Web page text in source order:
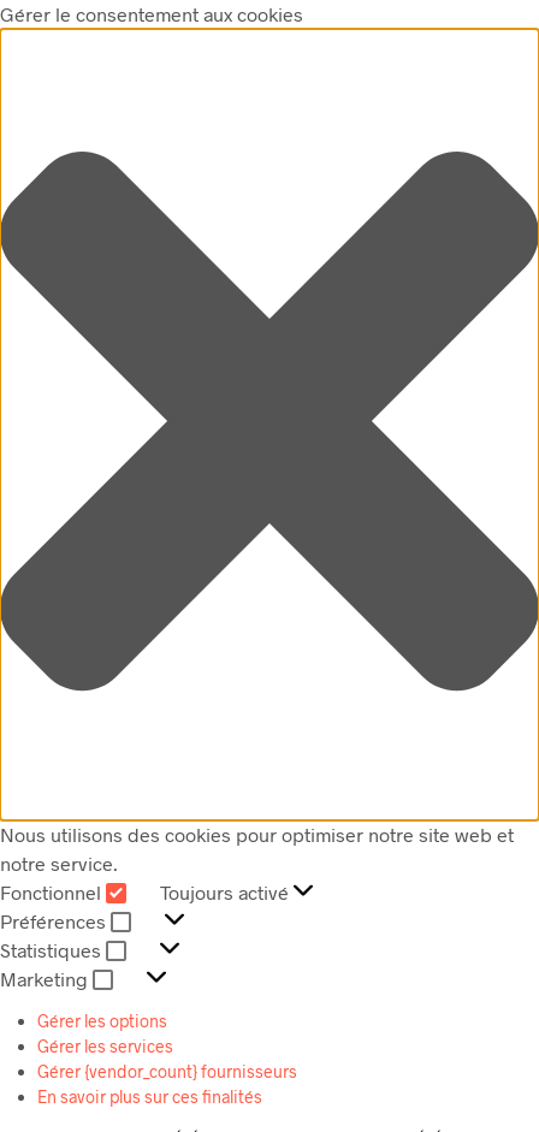
Gérer le consentement aux cookies
Nous utilisons des cookies pour optimiser notre site web et
notre service.
Fonctionnel
FONCTIONNEL
Toujours activé
Préférences
PRÉFÉRENCES
Statistiques
STATISTIQUES
Marketing
Gérer les options
Gérer les services
Gérer {vendor_count} fournisseurs
En savoir plus sur ces finalités